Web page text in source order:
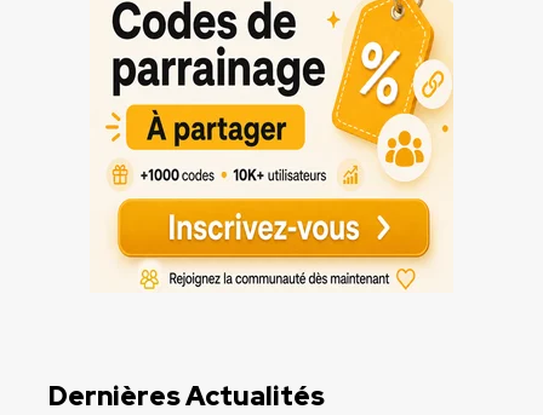
Dernières Actualités